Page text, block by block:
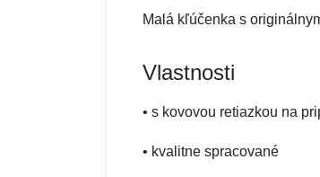
Malá kľúčenka s
Vlastnosti
• s kovovou retiazkou na
• kvalitne spracované